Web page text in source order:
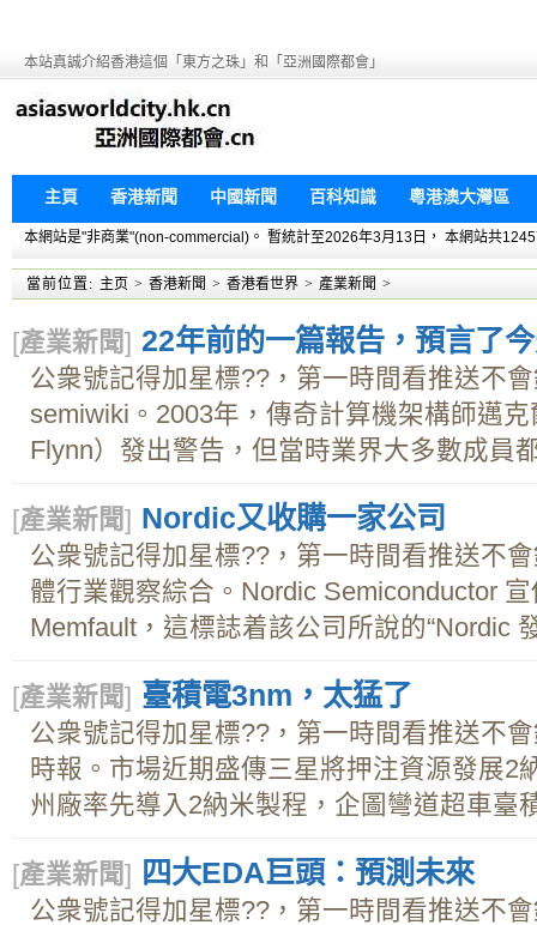
本站真誠介紹香港這個「東方之珠」和「亞洲國際都會」
主頁 香港新聞 中國新聞 百科知識 粵港澳大灣區
本網站是"非商業"(non-commercial)。 暫統計至2026年3月13日， 本網站共
當前位置: 主页 > 香港新聞 > 香港看世界 > 產業新聞 >
[產業新聞] 22年前的一篇報告，預言了
公衆號記得加星標??，第一時間看推送不
semiwiki。2003年，傳奇計算機架構師邁克
Flynn）發出警告，但當時業界大多數成員
[產業新聞] Nordic又收購一家公司
公衆號記得加星標??，第一時間看推送不
體行業觀察綜合。Nordic Semiconductor
Memfault，這標誌着該公司所說的“Nordic
[產業新聞] 臺積電3nm，太猛了
公衆號記得加星標??，第一時間看推送不
時報。市場近期盛傳三星將押注資源發展2
州廠率先導入2納米製程，企圖彎道超車臺
[產業新聞] 四大EDA巨頭：預測未來
公衆號記得加星標??，第一時間看推送不